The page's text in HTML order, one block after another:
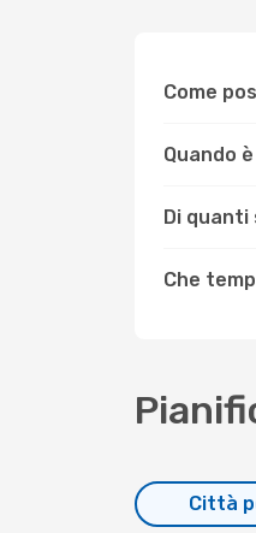
Come
Quando
Di quanti
Che
Città